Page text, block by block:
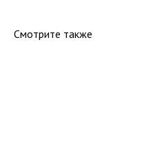
Смотрите также